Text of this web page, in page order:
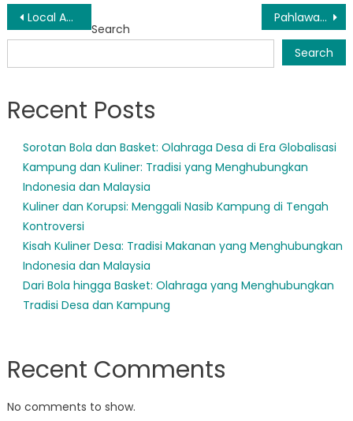
Post
navigation
Local Authorities Investigate Pengaduan Against Satpol PP in Sigi Pahlawan Tanpa Tanda Jasa Sigi: Upaya Tak kenal lelah Struktur Satpol PP Menjaga Ketentraman dan Ketertiban
Search
Search
Recent Posts
Sorotan Bola dan Basket: Olahraga Desa di Era Globalisasi
Kampung dan Kuliner: Tradisi yang Menghubungkan
Indonesia dan Malaysia
Kuliner dan Korupsi: Menggali Nasib Kampung di Tengah
Kontroversi
Kisah Kuliner Desa: Tradisi Makanan yang Menghubungkan
Indonesia dan Malaysia
Dari Bola hingga Basket: Olahraga yang Menghubungkan
Tradisi Desa dan Kampung
Recent Comments
No comments to show.